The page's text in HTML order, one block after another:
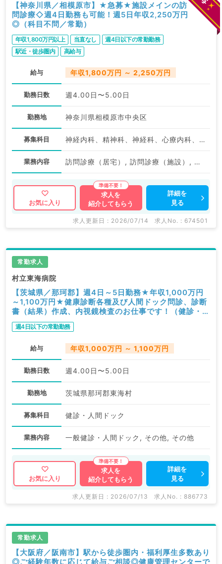
【神奈川県／相模原市】★急募★施設メインの訪
問診療◇週4日勤務も可能！週5日年収2,250万円
◎（科目不問／常勤）
年収1,800万円以上 当直なし
週4日以下の常勤勤務
駅近・徒歩圏内
高給与
給与 年収1,800万円 ～ 2,250万円
勤務日数 週4.00日〜5.00日
勤務地 神奈川県相模原市中央区
募集科目 神経内科、精神科、神経科、心療内科、アレルギー科、リウマチ科、小児科、整形外科、形成外科、美容外科、脳神経外科、呼吸器外科、心臓血管外科、小児外科、泌尿器科、産婦人科、産科、婦人科、眼科、耳鼻咽喉科、気管食道科、リハビリテーション科、麻酔科、ペインクリニック、人工透析科、緩和ケア科、一般内科、循環器内科、呼吸器内科、消化器内科、内分泌・代謝内科、腎臓内科、老年内科、血液内科、外科系全般、一般外科、消化器外科、乳腺外科、総合診療科、健診・人間ドック、救急科・ＩＣＵ、病理科、基礎医学系、膠原病科、スポーツ整形外科、大腸・肛門外科、産業医、脊髄・脊椎外科
業務内容 訪問診療（居宅）, 訪問診療（施設）, その他, その他
お気に入り
求人を
紹介してもらう
詳細を
見る
求人更新日 : 2026/07/14 求人No. : 674501
常勤求人
村立東海病院
【茨城県／那珂郡】週4日～5日勤務★年収1,000万円
～1,100万円★健康診断各種及び人間ドック問診、診断
書（結果）作成、内視鏡検査のお仕事です！（健診・人
間ドック／常勤）
週4日以下の常勤勤務
給与 年収1,000万円 ～ 1,100万円
勤務日数 週4.00日〜5.00日
勤務地 茨城県那珂郡東海村
募集科目 健診・人間ドック
業務内容 一般健診・人間ドック, その他, その他
お気に入り
求人を
紹介してもらう
詳細を
見る
求人更新日 : 2026/07/13 求人No. : 886773
常勤求人
【大阪府／阪南市】駅から徒歩圏内・福利厚生多数あり
◎ご経験年数に応じて給与ご相談◎健康管理センターで